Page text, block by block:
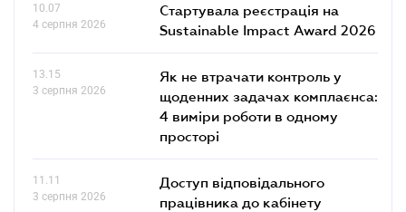
10.07
4 серпня 2026
Стартувала реєстрація на
Sustainable Impact Award 2026
13.15
3 серпня 2026
Як не втрачати контроль у
щоденних задачах комплаєнса:
4 виміри роботи в одному
просторі
11.11
3 серпня 2026
Доступ відповідального
працівника до кабінету